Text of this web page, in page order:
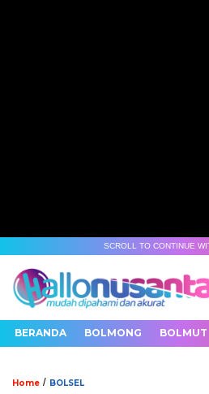
SCROLL TO CONTINUE
BERANDA BOLMONG BOLMUT
Home / BOLSEL